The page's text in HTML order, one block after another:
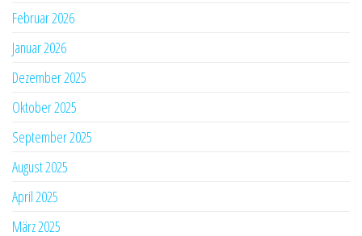
Februar 2026
Januar 2026
Dezember 2025
Oktober 2025
September 2025
August 2025
April 2025
März 2025